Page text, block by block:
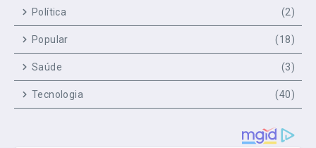
Política (2)
Popular (18)
Saúde (3)
Tecnologia (40)